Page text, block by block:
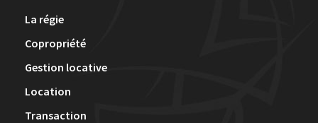
La régie
Copropriété
Gestion locative
Location
Transaction